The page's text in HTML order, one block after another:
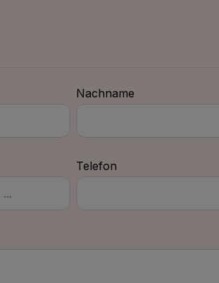
Nachname
Telefon